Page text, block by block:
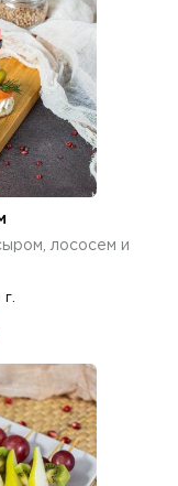
лососем и